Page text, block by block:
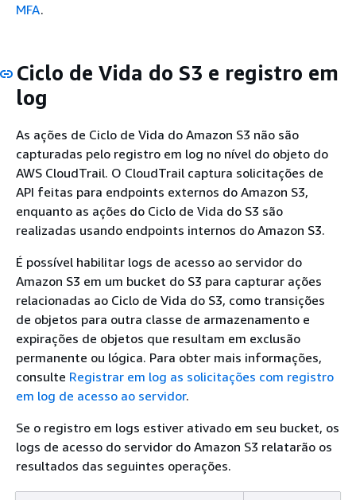
MFA.
Ciclo de Vida do S3 e registro em
log
As ações de Ciclo de Vida do Amazon S3 não são
capturadas pelo registro em log no nível do objeto do
AWS CloudTrail. O CloudTrail captura solicitações de
API feitas para endpoints externos do Amazon S3,
enquanto as ações do Ciclo de Vida do S3 são
realizadas usando endpoints internos do Amazon S3.
É possível habilitar logs de acesso ao servidor do
Amazon S3 em um bucket do S3 para capturar ações
relacionadas ao Ciclo de Vida do S3, como transições
de objetos para outra classe de armazenamento e
expirações de objetos que resultam em exclusão
permanente ou lógica. Para obter mais informações,
consulte Registrar em log as solicitações com registro
em log de acesso ao servidor.
Se o registro em logs estiver ativado em seu bucket, os
logs de acesso do servidor do Amazon S3 relatarão os
resultados das seguintes operações.